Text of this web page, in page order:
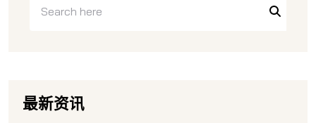
最新资讯